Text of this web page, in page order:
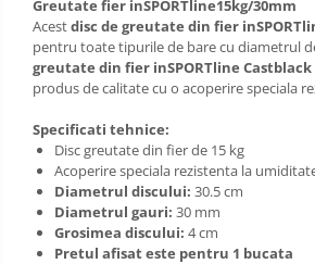
Greutate fier inSPORTline15kg/30mm
Acestdisc de greutate din fier
pentru toate tipurile de bare cu diametrul
greutate din fier inSPORTline Castblack
produs de calitate cu o acoperire speciala
Specificati tehnice:
Disc greutate din fier de 15 kg
Acoperire speciala rezistenta la
Diametrul discului: 30.5cm
Diametrul gauri: 30 mm
Grosimea discului: 4 cm
Pretul afisat este pentru 1 bucata